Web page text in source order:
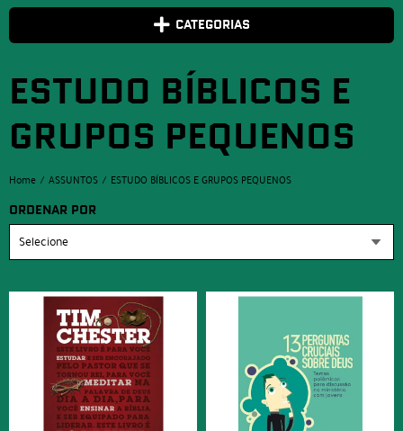
CATEGORIAS
ESTUDO BÍBLICOS E
GRUPOS PEQUENOS
Home ASSUNTOS ESTUDO BÍBLICOS E GRUPOS PEQUENOS
ORDENAR POR
Selecione